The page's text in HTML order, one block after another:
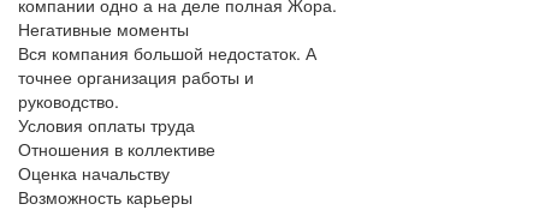
компании одно а на деле полная Жора.
Негативные моменты
Вся компания большой недостаток. А
точнее организация работы и
руководство.
Условия оплаты труда
Отношения в коллективе
Оценка начальству
Возможность карьеры